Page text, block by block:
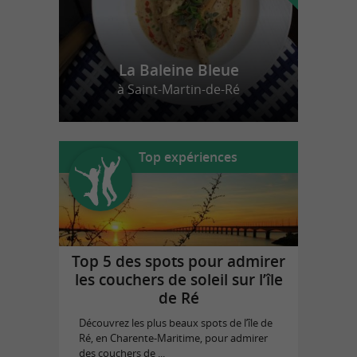
La Baleine Bleue
à Saint-Martin-de-Ré
Top expériences
Top 5 des spots pour admirer
les couchers de soleil sur l’île
de Ré
Découvrez les plus beaux spots de l’île de
Ré, en Charente-Maritime, pour admirer
des couchers de ...